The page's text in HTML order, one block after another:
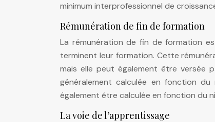
minimum interprofessionnel de
Rémunération de fin de formation
La rémunération de fin de formation
terminent leur formation. Cette
mais elle peut également être versée
généralement calculée en fonction
également être calculée en fonction du
La voie de l’apprentissage